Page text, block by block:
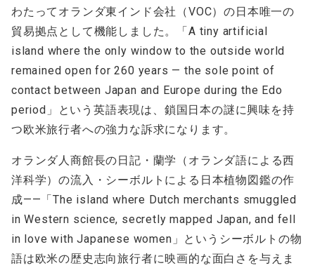
わたってオランダ東インド会社（VOC）の日本唯一の
貿易拠点として機能しました。「A tiny artificial
island where the only window to the outside world
remained open for 260 years — the sole point of
contact between Japan and Europe during the Edo
period」という英語表現は、鎖国日本の謎に興味を持
つ欧米旅行者への強力な訴求になります。
オランダ人商館長の日記・蘭学（オランダ語による西
洋科学）の流入・シーボルトによる日本植物図鑑の作
成——「The island where Dutch merchants smuggled
in Western science, secretly mapped Japan, and fell
in love with Japanese women」というシーボルトの物
語は欧米の歴史志向旅行者に映画的な面白さを与えま